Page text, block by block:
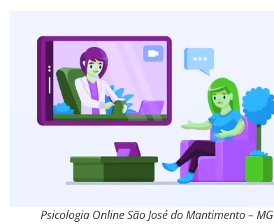
Psicologia Online São José do Mantimento – MG